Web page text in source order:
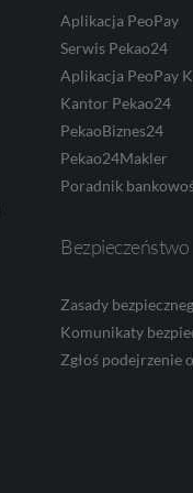
Aplikacja PeoPay
Serwis Pekao24
Aplikacja PeoPay
Kantor Pekao24
PekaoBiznes24
Pekao24Makler
Poradnik
Bezpieczeństwo
Zasady
Komunikaty
Zgłoś podejrzenie